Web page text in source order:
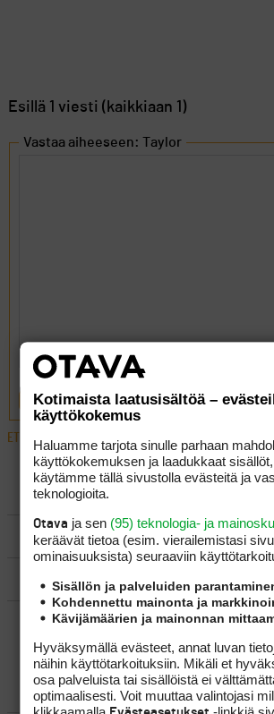
Esillä 1 viesti (kaikkiaan 1)
Vastaa aiheeseen: Taylor
LÄHETÄ
ETUSIVU VÄLINEET TAYLOR
LUO AIHE
SÄÄNNÖT
OHJEET
UUSIMMAT VIESTIKETJUT
YLEISTÄ
Kotimaista laatusisältöä –
käyttökokemus
Haluamme tarjota sinulle parhaan
käyttökokemuksen ja laadukkaat
käytämme tällä sivustolla evästeitä ja
teknologioita.
Otava ja sen (95) teknologia- ja
keräävät tietoa (esim. vierailemis­tasi
ominaisuuk­sista) seuraaviin
Sisällön ja palveluiden
Kohdennettu mainonta ja
Kävijämäärien ja mainonnan
Hyväksymällä evästeet, annat luvan
näihin käyttötarkoituksiin. Mikäli et
osa palveluista tai sisällöistä ei
optimaalisesti. Voit muuttaa valintojasi